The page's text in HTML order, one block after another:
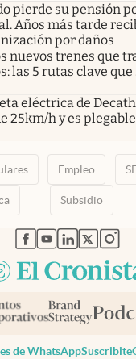
pierde su pensión
Años más tarde
por daños
nuevos trenes que
las 5 rutas clave
eléctrica de
25km/h y es
Empleo
Subsidio
abre en nueva
abre en nueva
abre en
abre
de WhatsAppSuscribite